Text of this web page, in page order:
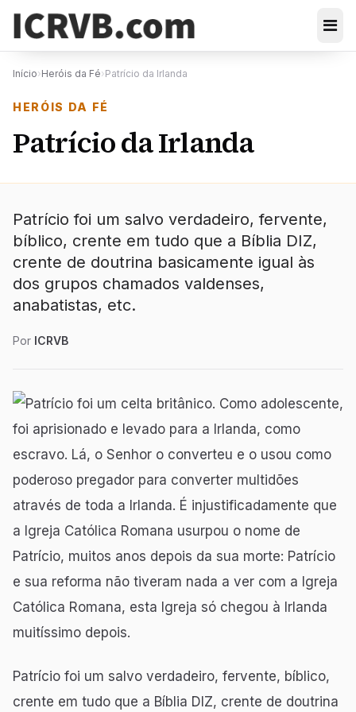
Início›Heróis da Fé›Patrício da Irlanda
HERÓIS DA FÉ
Patrício da Irlanda
Patrício foi um salvo verdadeiro, fervente,
bíblico, crente em tudo que a Bíblia DIZ,
crente de doutrina basicamente igual às
dos grupos chamados valdenses,
anabatistas, etc.
Por ICRVB
Patrício foi um celta britânico. Como adolescente,
foi aprisionado e levado para a Irlanda, como
escravo. Lá, o Senhor o converteu e o usou como
poderoso pregador para converter multidões
através de toda a Irlanda. É injustificadamente que
a Igreja Católica Romana usurpou o nome de
Patrício, muitos anos depois da sua morte: Patrício
e sua reforma não tiveram nada a ver com a Igreja
Católica Romana, esta Igreja só chegou à Irlanda
muitíssimo depois.
Patrício foi um salvo verdadeiro, fervente, bíblico,
crente em tudo que a Bíblia DIZ, crente de doutrina